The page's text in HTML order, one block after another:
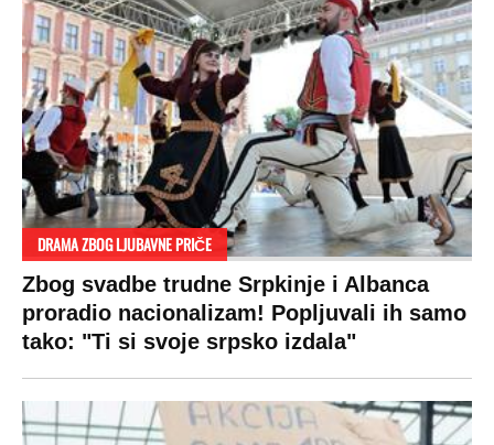
DRAMA ZBOG LJUBAVNE PRIČE
Zbog svadbe trudne Srpkinje i Albanca
proradio nacionalizam! Popljuvali ih samo
tako: "Ti si svoje srpsko izdala"